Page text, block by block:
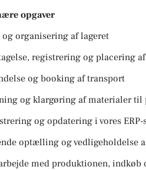
opgaver
organisering af lageret
registrering og placering
og booking af transport
og klargøring af materialer til
og opdatering i vores ERP-
optælling og vedligeholdelse
med produktionen, indkøb